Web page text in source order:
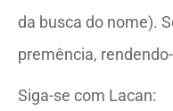
da busca do nome).
premência,
Siga-se com Lacan: